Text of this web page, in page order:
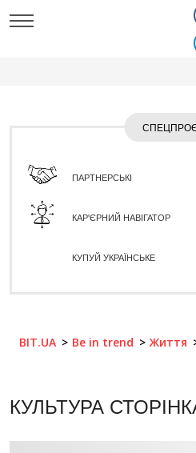
ПАРТНЕРСЬКІ
КАР'ЄРНИЙ НАВІГАТОР
КУПУЙ УКРАЇНСЬКЕ
BIT.UA Be in trend Життя
КУЛЬТУРА